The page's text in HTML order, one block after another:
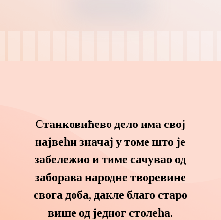
Станковићево дело има свој
највећи значај у томе што је
забележио и тиме сачувао од
заборава народне творевине
свога доба, дакле благо старо
више од једног столећа.